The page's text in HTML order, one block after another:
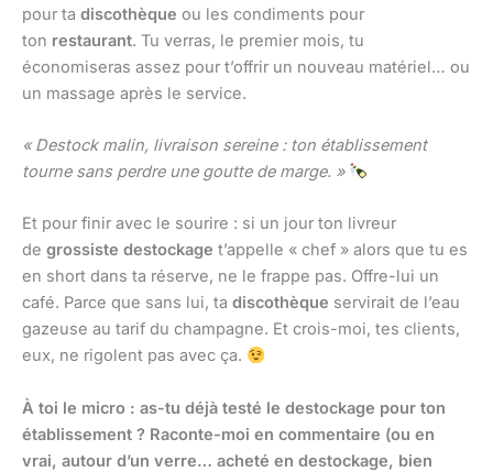
pour ta discothèque ou les condiments pour
ton restaurant. Tu verras, le premier mois, tu
économiseras assez pour t’offrir un nouveau matériel… ou
un massage après le service.
« Destock malin, livraison sereine : ton établissement
tourne sans perdre une goutte de marge. »
Et pour finir avec le sourire : si un jour ton livreur
de grossiste destockage t’appelle « chef » alors que tu es
en short dans ta réserve, ne le frappe pas. Offre-lui un
café. Parce que sans lui, ta discothèque servirait de l’eau
gazeuse au tarif du champagne. Et crois-moi, tes clients,
eux, ne rigolent pas avec ça.
À toi le micro : as-tu déjà testé le destockage pour ton
établissement ? Raconte-moi en commentaire (ou en
vrai, autour d’un verre… acheté en destockage, bien